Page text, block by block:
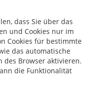
dass Sie über das
und Cookies nur im
Cookies für bestimmte
das automatische
des Browser aktivieren.
die Funktionalität